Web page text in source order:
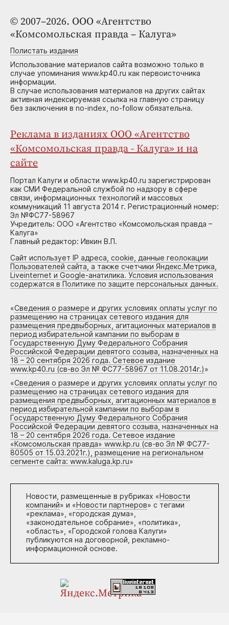
© 2007–2026. ООО «Агентство
«Комсомольская правда – Калуга»
Полистать издания
Использование материалов сайта возможно только в
случае упоминания www.kp40.ru как первоисточника
информации.
В случае использования материалов на других сайтах
активная индексируемая ссылка на главную страницу
без заключения в no-index, no-follow обязательна.
Реклама в изданиях ООО «Агентство
«Комсомольская правда - Калуга» и на
сайте
Портал Калуги и области www.kp40.ru зарегистрирован
как СМИ Федеральной службой по надзору в сфере
связи, информационных технологий и массовых
коммуникаций 11 августа 2014 г. Регистрационный номер:
Эл №ФС77-58967
Учредитель: ООО «Агентство «Комсомольская правда –
Калуга»
Главный редактор: Ивкин В.П.
Сайт использует IP адреса, cookie, данные геолокации
Пользователей сайта, а также счетчики Яндекс.Метрика,
Liveinternet и Google-анатилика. Условия использования
содержатся в Политике по защите персональных данных.
«Сведения о размере и других условиях оплаты услуг по
размещению на страницах сетевого издания для
размещения предвыборных, агитационных материалов в
период избирательной кампании по выборам в
Государственную Думу Федерального Собрания
Российской Федерации девятого созыва, назначенных на
18 – 20 сентября 2026 года. Сетевое издание
www.kp40.ru (св-во Эл № ФС77-58967 от 11.08.2014г.)»
«Сведения о размере и других условиях оплаты услуг по
размещению на страницах сетевого издания для
размещения предвыборных, агитационных материалов в
период избирательной кампании по выборам в
Государственную Думу Федерального Собрания
Российской Федерации девятого созыва, назначенных на
18 – 20 сентября 2026 года. Сетевое издание
«Комсомольская правда» www.kp.ru (св-во Эл № ФС77-
80505 от 15.03.2021г.), размещение на региональном
сегменте сайта: www.kaluga.kp.ru»
Новости, размещенные в рубриках «Новости
компаний» и «Новости партнеров» с тегами
«реклама», «городская дума»,
«законодательное собрание», «политика»,
«область», «Городской голова Калуги»
публикуются на договорной, рекламно-
информационной основе.